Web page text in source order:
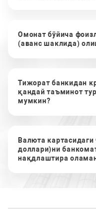
Омонат бўйича
(аванс шаклида)
Тижорат банкидан
қандай таъминот
мумкин?
Валюта
доллари)ни
нақдлаштира